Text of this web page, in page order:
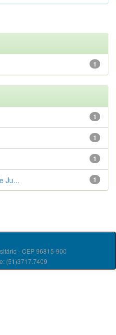
1
1
1
1
1
Ju...
- CEP 96815-900
(51)3717.7409